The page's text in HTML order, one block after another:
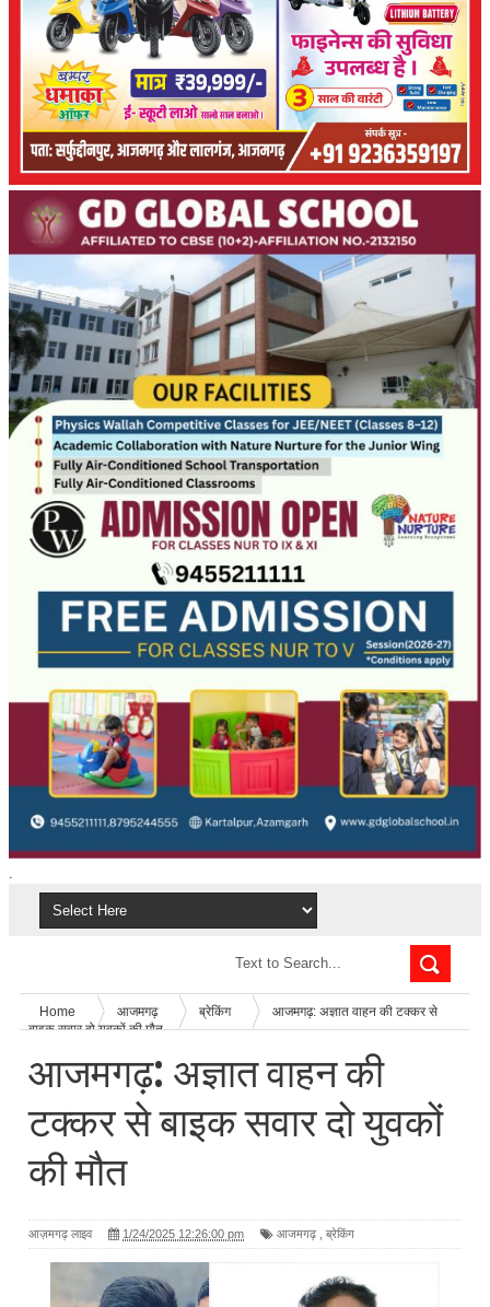
.
Home आजमगढ़ ब्रेकिंग
आजमगढ़: अज्ञात वाहन की टक्कर से
बाइक सवार दो युवकों की मौत
आजमगढ़: अज्ञात वाहन की
टक्कर से बाइक सवार दो युवकों
की मौत
आज़मगढ़ लाइव 1/24/2025 12:26:00 pm आजमगढ़ ब्रेकिंग